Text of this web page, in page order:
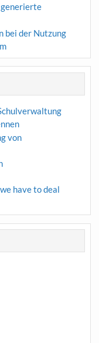
generierte
bei der Nutzung
von
have to deal